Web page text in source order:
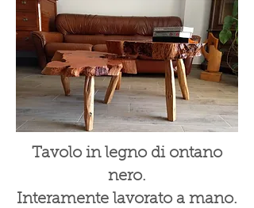
Tavolo in legno di ontano
nero.
Interamente lavorato a mano.